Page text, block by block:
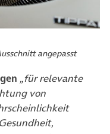
angepasst
„für relevante
von